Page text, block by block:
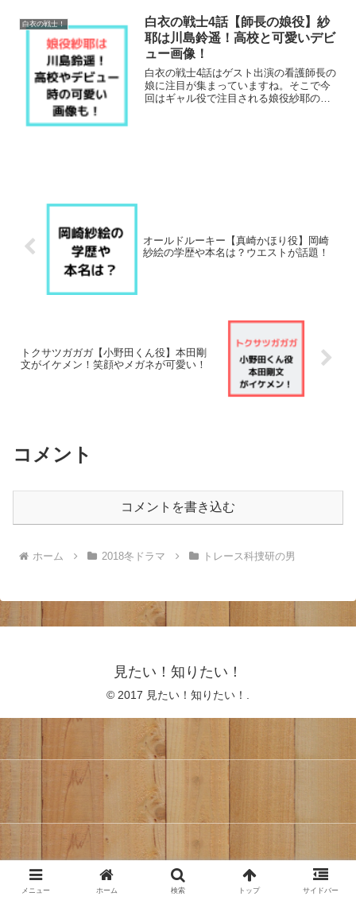
白衣の戦士！
白衣の戦士4話【師長の娘役】紗
耶は川島鈴遥！高校と可愛いデビ
ュー画像！
白衣の戦士4話はゲスト出演の看護師長の
娘に注目が集まっていますね。そこで今
回はギャル役で注目される娘役紗耶の川
オールドルーキー【真崎かほり役】岡崎
紗絵の学歴や本名は？ウエストが話題！
トクサツガガガ【小野田くん役】本田剛
文がイケメン！笑顔やメガネが可愛い！
コメント
コメントを書き込む
ホーム 2018冬ドラマ トレース科捜研の男
見たい！知りたい！
© 2017 見たい！知りたい！.
メニュー ホーム 検索 トップ サイドバー